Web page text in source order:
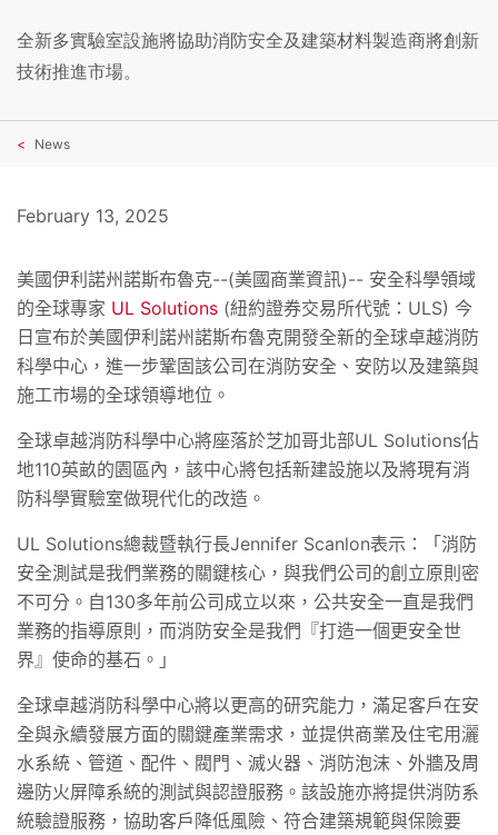
全新多實驗室設施將協助消防安全及建築材料製造商將創新
技術推進市場。
News
February 13, 2025
美國伊利諾州諾斯布魯克--(美國商業資訊)-- 安全科學領域
的全球專家 UL Solutions (紐約證券交易所代號： ULS) 今
日宣布於美國伊利諾州諾斯布魯克開發全新的全球卓越消防
科學中心，進一步鞏固該公司在消防安全、安防以及建築與
施工市場的全球領導地位。
全球卓越消防科學中心將座落於芝加哥北部UL Solutions佔
地110英畝的園區內，該中心將包括新建設施以及將現有消
防科學實驗室做現代化的改造。
UL Solutions總裁暨執行長Jennifer Scanlon表示：「消防
安全測試是我們業務的關鍵核心，與我們公司的創立原則密
不可分。自130多年前公司成立以來，公共安全一直是我們
業務的指導原則，而消防安全是我們『打造一個更安全世
界』使命的基石。」
全球卓越消防科學中心將以更高的研究能力，滿足客戶在安
全與永續發展方面的關鍵產業需求，並提供商業及住宅用灑
水系統、管道、配件、閥門、滅火器、消防泡沫、外牆及周
邊防火屏障系統的測試與認證服務。該設施亦將提供消防系
統驗證服務，協助客戶降低風險、符合建築規範與保險要